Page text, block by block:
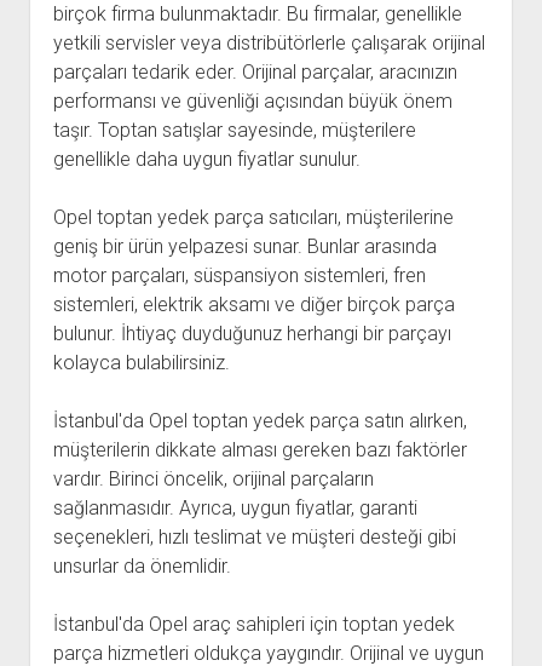
birçok firma bulunmaktadır. Bu firmalar, genellikle
yetkili servisler veya distribütörlerle çalışarak orijinal
parçaları tedarik eder. Orijinal parçalar, aracınızın
performansı ve güvenliği açısından büyük önem
taşır. Toptan satışlar sayesinde, müşterilere
genellikle daha uygun fiyatlar sunulur.
Opel toptan yedek parça satıcıları, müşterilerine
geniş bir ürün yelpazesi sunar. Bunlar arasında
motor parçaları, süspansiyon sistemleri, fren
sistemleri, elektrik aksamı ve diğer birçok parça
bulunur. İhtiyaç duyduğunuz herhangi bir parçayı
kolayca bulabilirsiniz.
İstanbul'da Opel toptan yedek parça satın alırken,
müşterilerin dikkate alması gereken bazı faktörler
vardır. Birinci öncelik, orijinal parçaların
sağlanmasıdır. Ayrıca, uygun fiyatlar, garanti
seçenekleri, hızlı teslimat ve müşteri desteği gibi
unsurlar da önemlidir.
İstanbul'da Opel araç sahipleri için toptan yedek
parça hizmetleri oldukça yaygındır. Orijinal ve uygun